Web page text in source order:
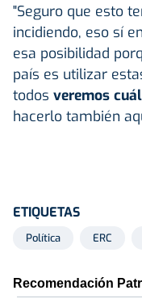
"Seguro que esto
incidiendo, eso sí
esa posibilidad
país es utilizar
todos veremos
hacerlo también
ETIQUETAS
Política ERC